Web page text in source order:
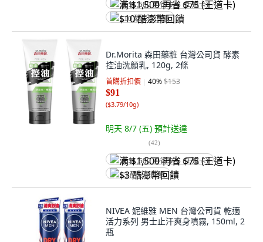
满 $1,500 再省 $75 (王道卡)
$10 酷澎幣回饋
Dr.Morita 森田藥粧 台灣公司貨 酵素
控油洗顏乳, 120g, 2條
首購折扣價 40%$153
$91
($3.79/10g)
明天 8/7 (五) 預計送達
(42)
满 $1,500 再省 $75 (王道卡)
$3 酷澎幣回饋
NIVEA 妮維雅 MEN 台灣公司貨 乾適
活力系列 男士止汗爽身噴霧, 150ml, 2
瓶